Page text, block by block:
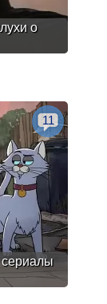
о
11